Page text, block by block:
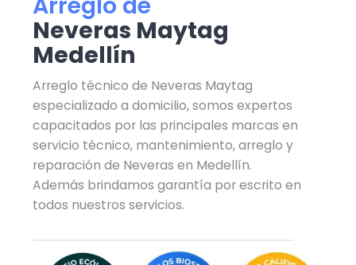
Neveras Maytag
Medellín
Arreglo técnico de Neveras Maytag
especializado a domicilio, somos expertos
capacitados por las principales marcas en
servicio técnico, mantenimiento, arreglo y
reparación de Neveras en Medellín.
Además brindamos garantía por escrito en
todos nuestros servicios.